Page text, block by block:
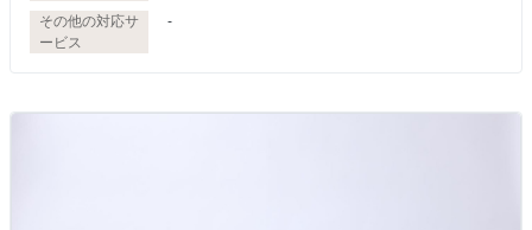
その他の対応サ
ービス
-